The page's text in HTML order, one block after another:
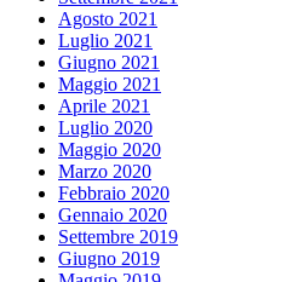
Agosto 2021
Luglio 2021
Giugno 2021
Maggio 2021
Aprile 2021
Luglio 2020
Maggio 2020
Marzo 2020
Febbraio 2020
Gennaio 2020
Settembre 2019
Giugno 2019